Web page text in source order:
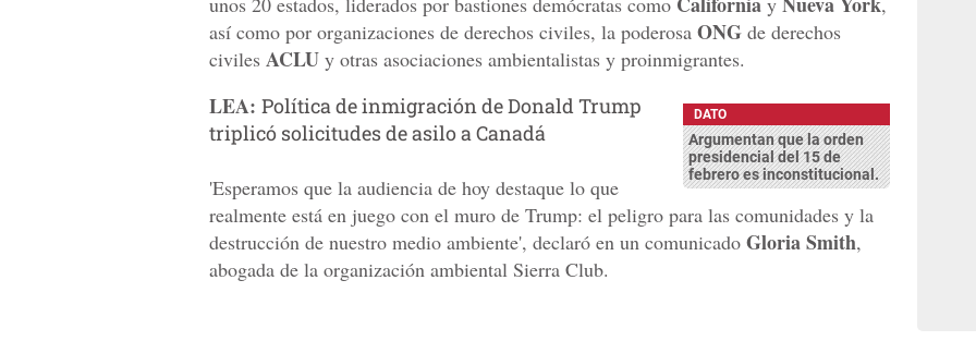
así como por organizaciones de derechos civiles, la poderosa ONG de derechos
civiles ACLU y otras asociaciones ambientalistas y proinmigrantes.
DATO
Argumentan que la orden
presidencial del 15 de
febrero es inconstitucional.
LEA: Política de inmigración de Donald Trump
triplicó solicitudes de asilo a Canadá
'Esperamos que la audiencia de hoy destaque lo que
realmente está en juego con el muro de Trump: el peligro para las comunidades y la
destrucción de nuestro medio ambiente', declaró en un comunicado Gloria Smith,
abogada de la organización ambiental Sierra Club.